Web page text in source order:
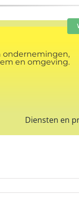
ondernemingen,
en omgeving.
Diensten en